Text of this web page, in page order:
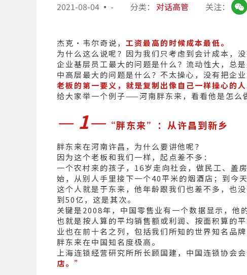
2021-08-04 - 分类： 对话高管 关注：
杰克·韦尔奇说， 工资最高的时候成本最低。
为什么这么说呢？因为我们只考虑到会计成本，
企业基层员工最大的问题是什么？流动性大，总
中高层最大的问题是什么？不太操心，没有把企
老板的第一要义，就是复制出像自己一样操心的人
给大家举一个例子——河南胖东来，看看他是怎么
—1—“胖东来”：从许昌到新乡
胖东来在河南许昌，为什么要讲他呢？
因为这个老板和我们一样，起点差不多：
一个农村来的孩子，16岁走向社会，做民工、盖
始，从别人手里接下一个40平米的烟酒店；到今
这个人就是于东来，他年龄跟我们也差不多，也
到50亿，这是其次。
关键是2008年，中国零售业有一个数据显示，他
也就是按人算的平均销售额或利润、按面积算的
业也在前十名之列，包括我们所知的世界知名品
胖东来在中国知名度极高。
上海连锁经营研究所所长顾国建，中国连锁协会
店。”